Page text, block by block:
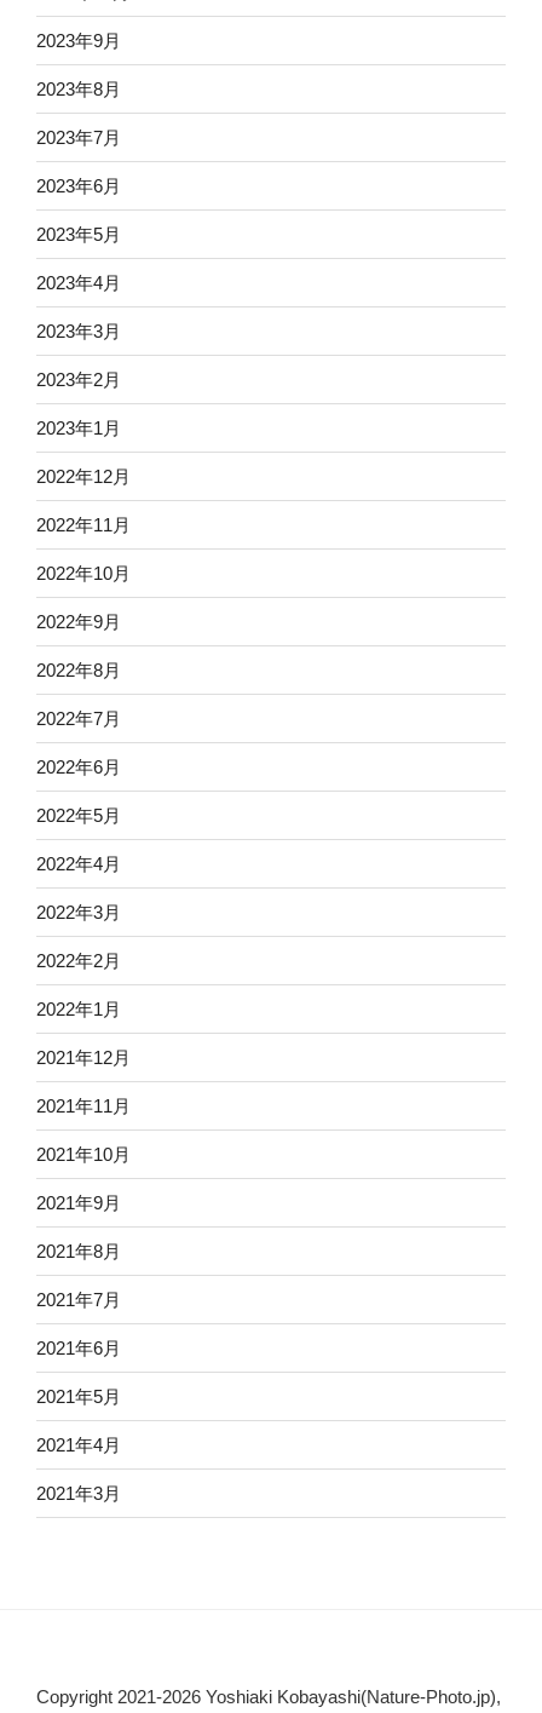
2023年9月
2023年8月
2023年7月
2023年6月
2023年5月
2023年4月
2023年3月
2023年2月
2023年1月
2022年12月
2022年11月
2022年10月
2022年9月
2022年8月
2022年7月
2022年6月
2022年5月
2022年4月
2022年3月
2022年2月
2022年1月
2021年12月
2021年11月
2021年10月
2021年9月
2021年8月
2021年7月
2021年6月
2021年5月
2021年4月
2021年3月
Copyright 2021-2026 Yoshiaki Kobayashi(Nature-Photo.jp),